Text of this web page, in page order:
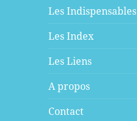
Les Indispensables
Les Index
Les Liens
A propos
Contact